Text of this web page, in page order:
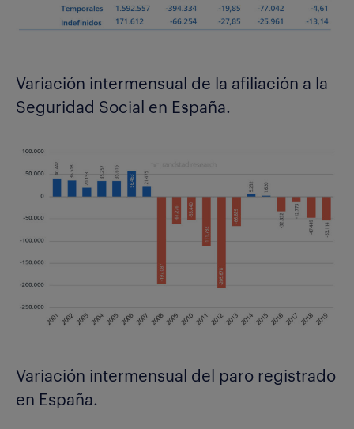
Variación intermensual de la afiliación a la
Seguridad Social en España.
Variación intermensual del paro registrado
en España.